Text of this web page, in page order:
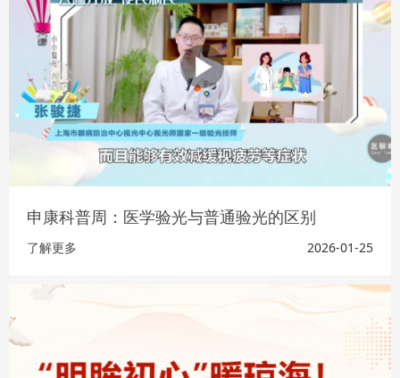
申康科普周：医学验光与普通验光的区别
了解更多 2026-01-25